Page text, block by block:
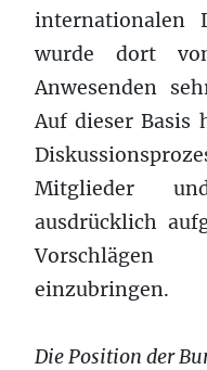
internationalen
wurde dort
Anwesenden
Auf dieser Basis
Mitglieder
ausdrücklich
einzubringen.
Die Position der